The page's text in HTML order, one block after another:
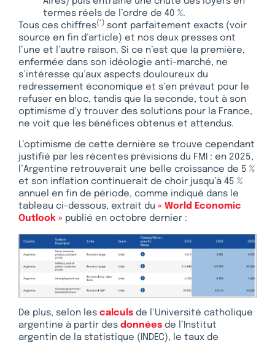
termes réels de l’ordre de 40 %.
Tous ces chiffres(*) sont parfaitement exacts (voir
source en fin d’article) et nos deux presses ont
l’une et l’autre raison. Si ce n’est que la première,
enfermée dans son idéologie anti-marché, ne
s’intéresse qu’aux aspects douloureux du
redressement économique et s’en prévaut pour le
refuser en bloc, tandis que la seconde, tout à son
optimisme d’y trouver des solutions pour la France,
ne voit que les bénéfices obtenus et attendus.
L’optimisme de cette dernière se trouve cependant
justifié par les récentes prévisions du FMI : en 2025,
l’Argentine retrouverait une belle croissance de 5 %
et son inflation continuerait de choir jusqu’à 45 %
annuel en fin de période, comme indiqué dans le
tableau ci-dessous, extrait du « World Economic
Outlook » publié en octobre dernier :
De plus, selon les calculs de l’Université catholique
argentine à partir des données de l’Institut
argentin de la statistique (INDEC), le taux de